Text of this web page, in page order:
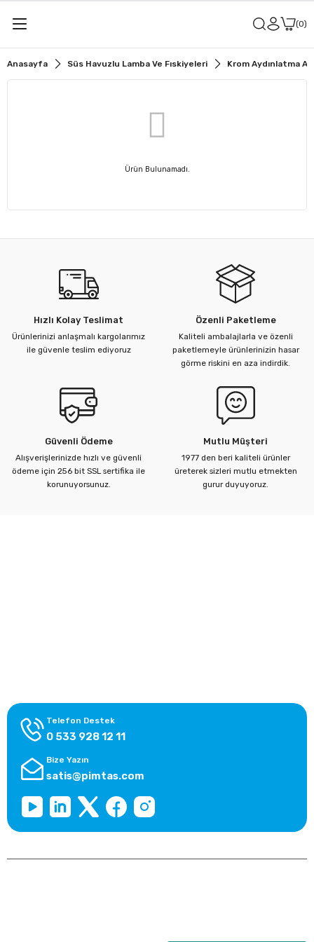
0
Anasayfa Süs Havuzlu Lamba Ve Fıskiyeleri Krom Aydınlatma
Ürün Bulunamadı.
Hızlı Kolay Teslimat
Ürünlerinizi anlaşmalı kargolarımız
ile güvenle teslim ediyoruz
Özenli Paketleme
Kaliteli ambalajlarla ve özenli
paketlemeyle ürünlerinizin hasar
görme riskini en aza indirdik.
Güvenli Ödeme
Alışverişlerinizde hızlı ve güvenli
ödeme için 256 bit SSL sertifika ile
korunuyorsunuz.
Mutlu Müşteri
1977 den beri kaliteli ürünler
üreterek sizleri mutlu etmekten
gurur duyuyoruz.
Telefon Destek
0 533 928 12 11
Bize Yazın
satis@pimtas.com